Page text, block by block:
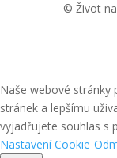
© Život
Naše webové stránky
stránek a lepšímu
vyjadřujete souhlas s
Nastavení Cookie